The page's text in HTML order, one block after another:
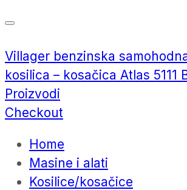
Villager benzinska
kosilica – kosačica Atlas 5111
Proizvodi
Checkout
Home
Masine i alati
Kosilice/kosačice